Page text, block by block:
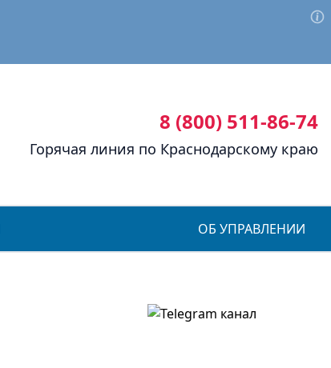
8 (800) 511-86-74
Горячая линия по Краснодарскому краю
ОБ УПРАВЛЕНИИ